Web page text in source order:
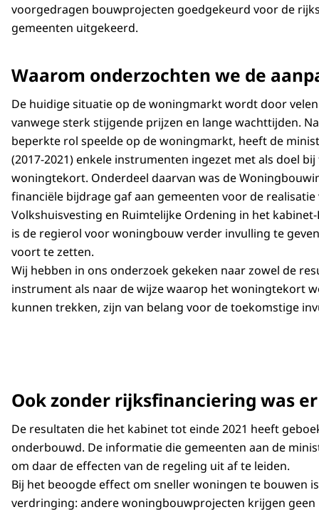
voorgedragen bouwprojecten goedgekeurd voor de
gemeenten uitgekeerd.
Waarom onderzochten we de
De huidige situatie op de woningmarkt wordt door
vanwege sterk stijgende prijzen en lange wachttijden.
beperkte rol speelde op de woningmarkt, heeft de
(2017-2021) enkele instrumenten ingezet met als doel
woningtekort. Onderdeel daarvan was de
financiële bijdrage gaf aan gemeenten voor de
Volkshuisvesting en Ruimtelijke Ordening in het
is de regierol voor woningbouw verder invulling te
voort te zetten.
Wij hebben in ons onderzoek gekeken naar zowel de
instrument als naar de wijze waarop het woningtekort
kunnen trekken, zijn van belang voor de toekomstige
Ook zonder rijksfinanciering was
De resultaten die het kabinet tot einde 2021 heeft
onderbouwd. De informatie die gemeenten aan de
om daar de effecten van de regeling uit af te leiden.
Bij het beoogde effect om sneller woningen te bouwen
verdringing: andere woningbouwprojecten krijgen